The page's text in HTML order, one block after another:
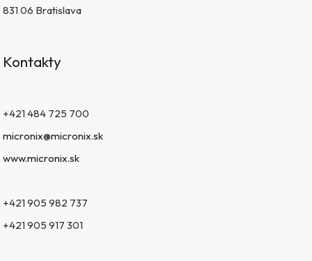
831 06 Bratislava
Kontakty
+421 484 725 700
micronix@micronix.sk
www.micronix.sk
+421 905 982 737
+421 905 917 301